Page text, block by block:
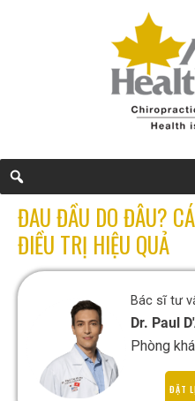
ĐAU ĐẦU DO ĐÂU?
ĐIỀU TRỊ HIỆU QUẢ
Bác sĩ tư
Dr. Paul
Phòng
ĐẶT